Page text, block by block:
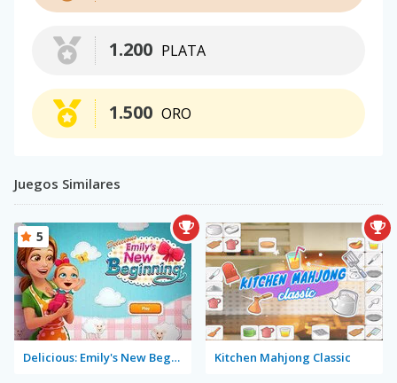
PLATA
1.200
ORO
1.500
Juegos Similares
Delicious: Emily's New Beginning
5
Kitchen Mahjong Classic